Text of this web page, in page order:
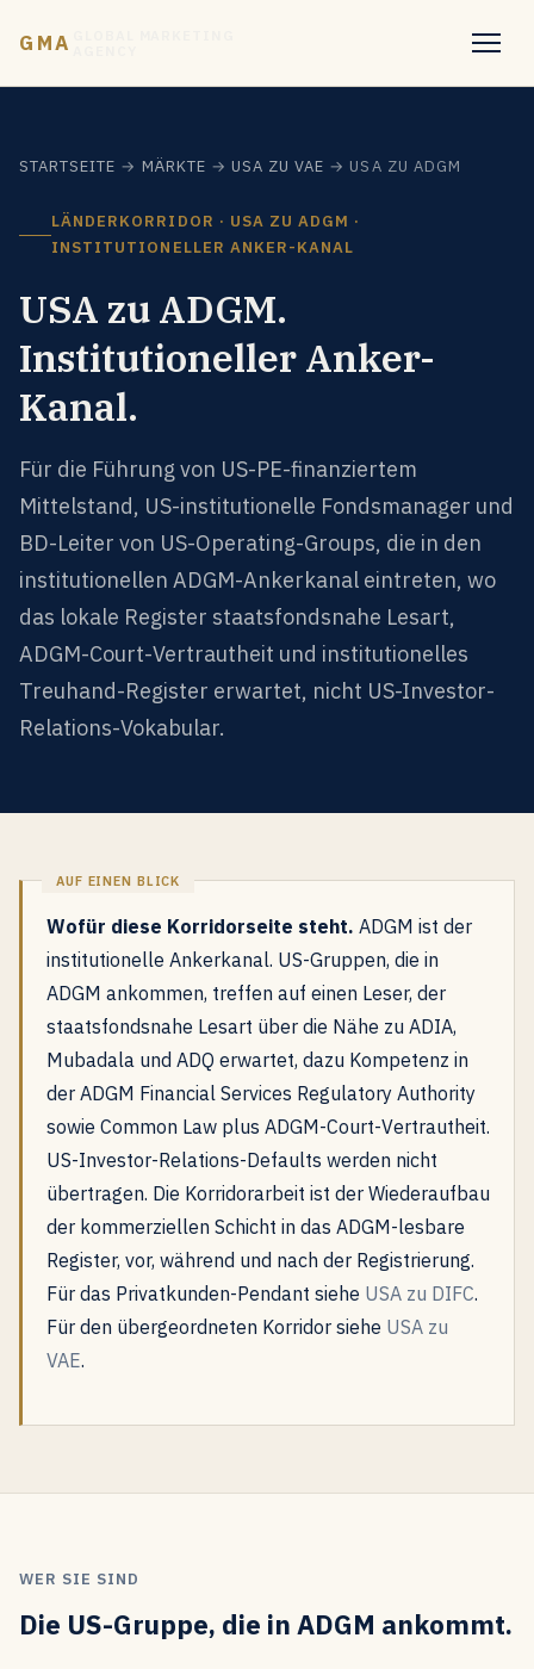
GMA
STARTSEITE → MÄRKTE → USA ZU VAE → USA ZU ADGM
LÄNDERKORRIDOR · USA ZU ADGM ·
INSTITUTIONELLER ANKER-KANAL
USA zu ADGM.
Institutioneller Anker-
Kanal.
Für die Führung von US-PE-finanziertem
Mittelstand, US-institutionelle Fondsmanager und
BD-Leiter von US-Operating-Groups, die in den
institutionellen ADGM-Ankerkanal eintreten, wo
das lokale Register staatsfondsnahe Lesart,
ADGM-Court-Vertrautheit und institutionelles
Treuhand-Register erwartet, nicht US-Investor-
Relations-Vokabular.
Wofür diese Korridorseite steht. ADGM ist der
institutionelle Ankerkanal. US-Gruppen, die in
ADGM ankommen, treffen auf einen Leser, der
staatsfondsnahe Lesart über die Nähe zu ADIA,
Mubadala und ADQ erwartet, dazu Kompetenz in
der ADGM Financial Services Regulatory Authority
sowie Common Law plus ADGM-Court-Vertrautheit.
US-Investor-Relations-Defaults werden nicht
übertragen. Die Korridorarbeit ist der Wiederaufbau
der kommerziellen Schicht in das ADGM-lesbare
Register, vor, während und nach der Registrierung.
Für das Privatkunden-Pendant siehe USA zu DIFC.
Für den übergeordneten Korridor siehe USA zu
VAE.
WER SIE SIND
Die US-Gruppe, die in ADGM ankommt.